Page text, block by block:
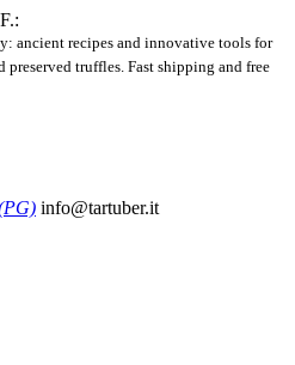
ancient recipes and innovative tools for
preserved truffles. Fast shipping and free
info@tartuber.it